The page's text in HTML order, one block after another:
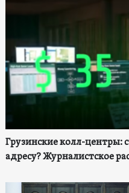
Грузинские колл-
адресу? Журналистское